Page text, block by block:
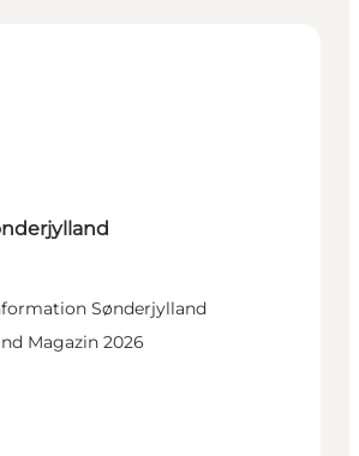
Sønderjylland
Magazin 2026